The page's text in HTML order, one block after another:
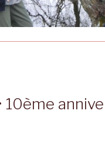
10ème